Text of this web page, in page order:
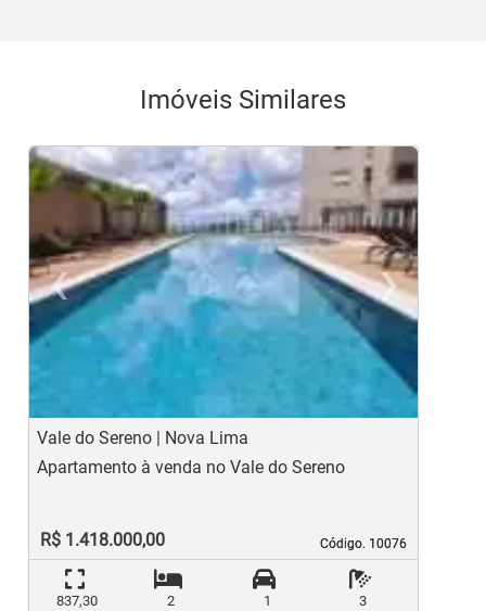
Imóveis Similares
‹
Previous
›
Vale do Sereno | Nova Lima
Código. 10076
Código. 10076
Apartamento à venda no Vale do Sereno
R$ 1.418.000,00
837,30
2
1
3